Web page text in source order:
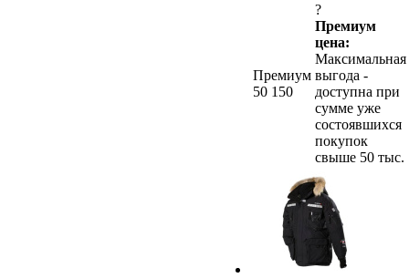
Премиум
50 150
?
Премиум
цена:
Максимальная
выгода -
доступна при
сумме уже
состоявшихся
покупок
свыше 50 тыс.